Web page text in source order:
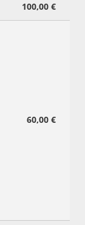
100,00 €
60,00 €